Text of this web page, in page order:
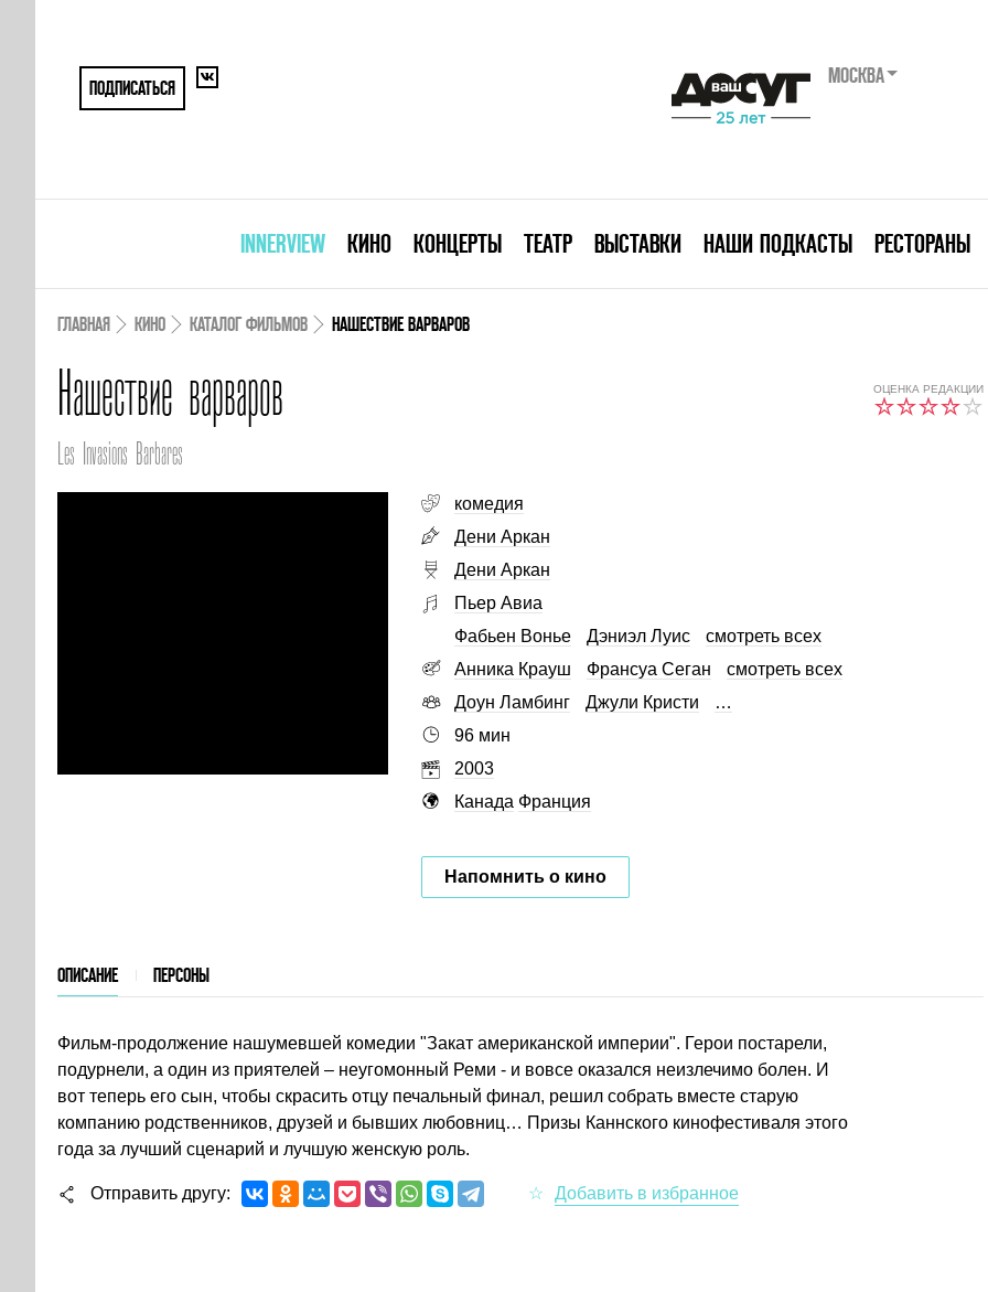
ПОДПИСАТЬСЯ
МОСКВА
INNERVIEW КИНО КОНЦЕРТЫ ТЕАТР ВЫСТАВКИ НАШИ ПОДКАСТЫ РЕСТОРАНЫ
ГЛАВНАЯ КИНО КАТАЛОГ ФИЛЬМОВ НАШЕСТВИЕ ВАРВАРОВ
Нашествие варваров ОЦЕНКА РЕДАКЦИИ
Les Invasions Barbares
комедия
Дени Аркан
Дени Аркан
Пьер Авиа
Фабьен Вонье
Дэниэл Луис
смотреть всех
Анника Крауш
Франсуа Сеган
смотреть всех
Доун Ламбинг
Джули Кристи
…
96 мин
2003
Канада Франция
Напомнить о кино
ОПИСАНИЕ ПЕРСОНЫ
Фильм-продолжение нашумевшей комедии "Закат американской империи". Герои постарели,
подурнели, а один из приятелей – неугомонный Реми - и вовсе оказался неизлечимо болен. И
вот теперь его сын, чтобы скрасить отцу печальный финал, решил собрать вместе старую
компанию родственников, друзей и бывших любовниц… Призы Каннского кинофестиваля этого
года за лучший сценарий и лучшую женскую роль.
Отправить другу